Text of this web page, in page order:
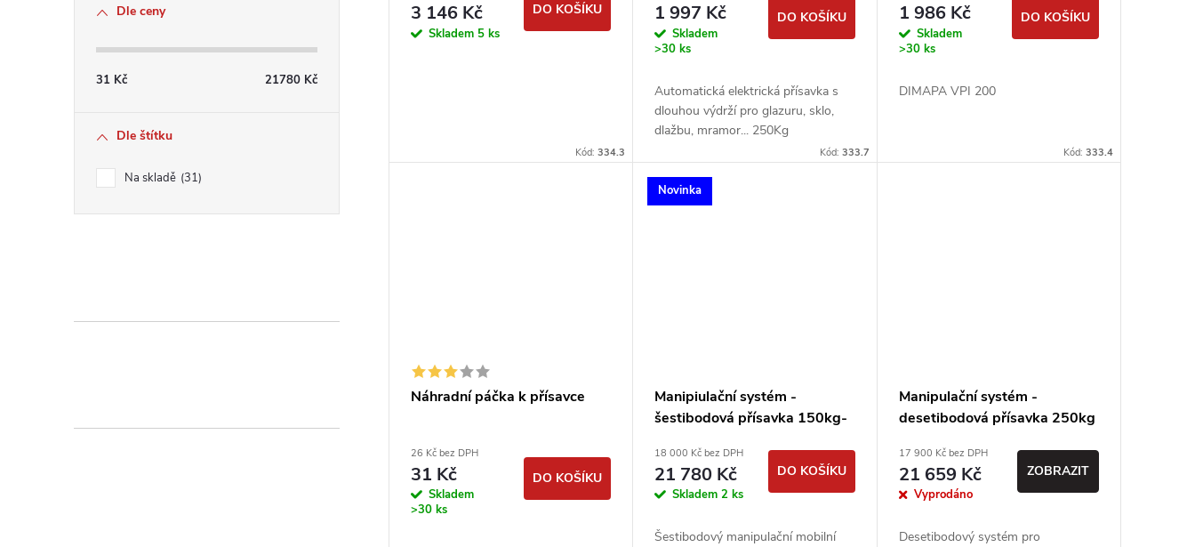
Dle ceny
31 Kč 21780 Kč
Dle štítku
Na skladě 31
3 146 Kč
Skladem 5 ks
DO KOŠÍKU
Kód:334.3
1 997 Kč
Skladem
>30 ks
DO KOŠÍKU
Automatická elektrická přísavka s
dlouhou výdrží pro glazuru, sklo,
dlažbu, mramor... 250Kg
Kód: 333.7
1 986 Kč
Skladem
>30 ks
DO KOŠÍKU
DIMAPA VPI 200
Kód: 333.4
Náhradní páčka k přísavce
26 Kč bez DPH
31 Kč
Skladem
>30 ks
DO KOŠÍKU
Novinka
Manipiulační systém -
šestibodová přísavka 150kg-
18 000 Kč bez DPH
21 780 Kč
Skladem2 ks
DO KOŠÍKU
Šestibodový manipulační mobilní
Manipulační systém -
desetibodová přísavka 250kg
17 900 Kč bez DPH
21 659 Kč
Vyprodáno
ZOBRAZIT
Desetibodový systém pro